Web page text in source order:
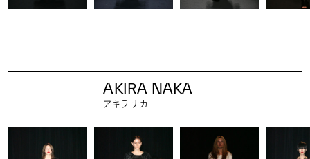
AKIRA NAKA
アキラ ナカ